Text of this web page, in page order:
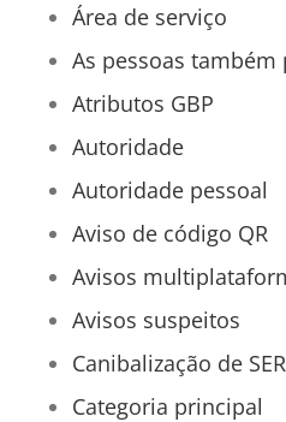
Área de serviço
As pessoas também
Atributos GBP
Autoridade
Autoridade pessoal
Aviso de código QR
Avisos
Avisos suspeitos
Canibalização de
Categoria principal